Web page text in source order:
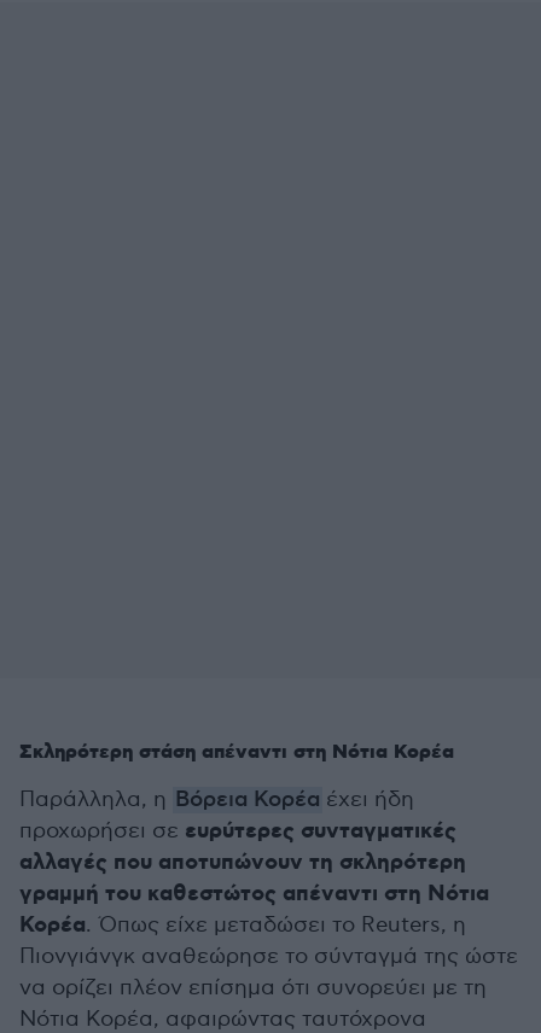
Σκληρότερη στάση απέναντι στη Νότια Κορέα
Παράλληλα, η Βόρεια Κορέα έχει ήδη
προχωρήσει σε ευρύτερες συνταγματικές
αλλαγές που αποτυπώνουν τη σκληρότερη
γραμμή του καθεστώτος απέναντι στη Νότια
Κορέα. Όπως είχε μεταδώσει το Reuters, η
Πιονγιάνγκ αναθεώρησε το σύνταγμά της ώστε
να ορίζει πλέον επίσημα ότι συνορεύει με τη
Νότια Κορέα, αφαιρώντας ταυτόχρονα